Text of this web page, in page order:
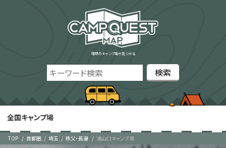
理想のキャンプ場が見つかる
全国キャンプ場
TOP 首都圏 埼玉 秩父・長瀞 浦山口キャンプ場